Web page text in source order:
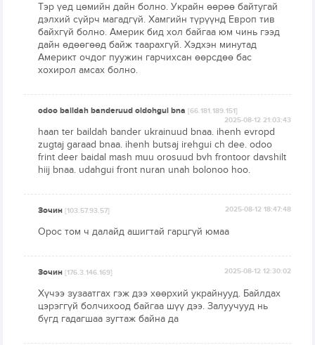
Тэр үед цөмийн дайн болно. Украйн өөрөө байтугай
дэлхий сүйрч магадгүй. Хамгийн түрүүнд Европ тив
байхгүй болно. Америк бид хол байгаа юм чинь гээд
дайн өдөөгөөд байж таарахгүй. Хэдхэн минутад
Америкт очдог пуужин гарчихсан өөрсдөө бас
хохирол амсах болно.
odoo baildah banderuud oldohgui bna[66.181.189.151]
2025-08-12 21:03:43
haan ter baildah bander ukrainuud bnaa. ihenh evropd
zugtaj garaad bnaa. ihenh butsaj irehgui ch dee. odoo
frint deer baidal mash muu orosuud bvh frontoor davshilt
hiij bnaa. udahgui front nuran unah bolonoo hoo.
Зочин[103.57.93.57] 2025-08-12 18:47:48
Орос том ч далайд ашигтай гарцгүй юмаа
Зочин[176.3.146.169] 2025-08-12 12:30:02
Хүчээ зузаатгах гэж дээ хөөрхий украйнууд. Байлдах
цэрэггүй болчихоод байгаа шүү дээ. Залуучууд нь
бүгд гадагшаа зугтаж байна да